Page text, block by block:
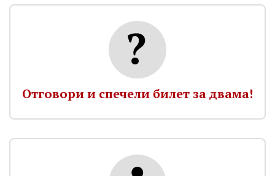
Отговори и спечели билет за двама!